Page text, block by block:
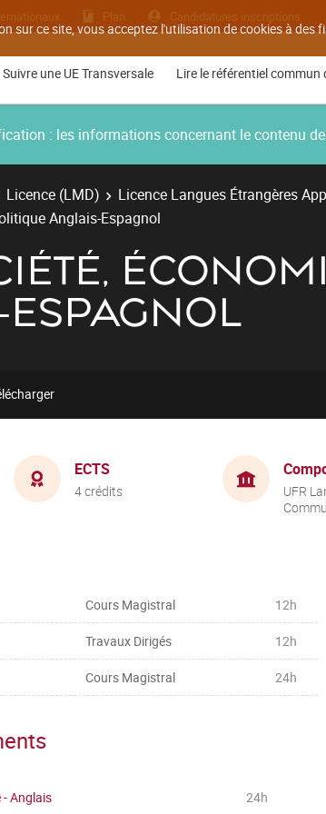
sur ce site, vous acceptez l'utilisation de cookies à des
Plan Candidatures inscriptions
Suivre une UE Transversale Lire le référentiel commun
: les informations concernant le contenu
Licence (LMD) Licence Langues Étrangères
Anglais-Espagnol
ECTS
4 crédits
UFR
Cours Magistral 12h
Travaux Dirigés 12h
Cours Magistral 24h
- Anglais 24h